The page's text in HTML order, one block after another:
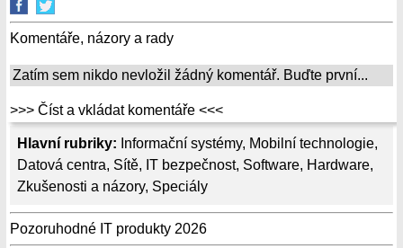
Hlavní rubriky: Informační systémy, Mobilní technologie,
Datová centra, Sítě, IT bezpečnost, Software, Hardware,
Zkušenosti a názory, Speciály
Pozoruhodné IT produkty 2026
Komentáře, názory a rady
Zatím sem nikdo nevložil žádný komentář. Buďte první...
>>> Číst a vkládat komentáře <<<